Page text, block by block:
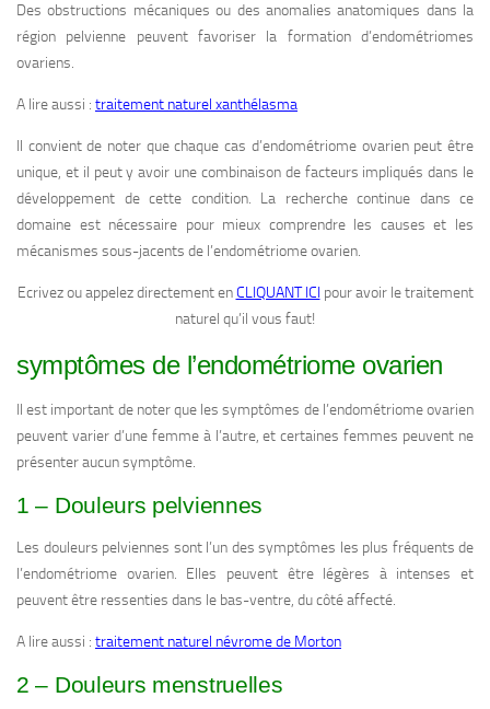
Des obstructions mécaniques ou des anomalies anatomiques dans la
région pelvienne peuvent favoriser la formation d’endométriomes
ovariens.
A lire aussi : traitement naturel xanthélasma
Il convient de noter que chaque cas d’endométriome ovarien peut être
unique, et il peut y avoir une combinaison de facteurs impliqués dans le
développement de cette condition. La recherche continue dans ce
domaine est nécessaire pour mieux comprendre les causes et les
mécanismes sous-jacents de l’endométriome ovarien.
Ecrivez ou appelez directement enCLIQUANT ICI pour avoir le traitement
naturel qu’il vous faut!
symptômes de l’endométriome ovarien
Il est important de noter que les symptômes de l’endométriome ovarien
peuvent varier d’une femme à l’autre, et certaines femmes peuvent ne
présenter aucun symptôme.
1 – Douleurs pelviennes
Les douleurs pelviennes sont l’un des symptômes les plus fréquents de
l’endométriome ovarien. Elles peuvent être légères à intenses et
peuvent être ressenties dans le bas-ventre, du côté affecté.
A lire aussi : traitement naturel névrome de Morton
2 – Douleurs menstruelles